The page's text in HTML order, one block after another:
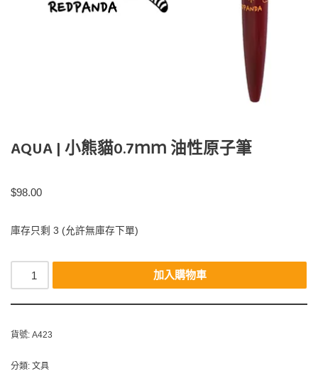
AQUA | 小熊貓0.7ｍｍ 油性原子筆
$98.00
庫存只剩 3 (允許無庫存下單)
加入購物車
貨號: A423
分類: 文具